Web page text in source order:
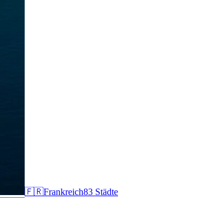
🇫🇷Frankreich83 Städte